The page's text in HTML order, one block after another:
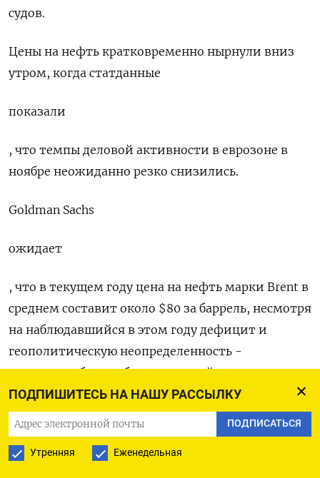
ПОДПИШИТЕСЬ НА НАШУ РАССЫЛКУ
ПОДПИСАТЬСЯ
Утренняя Еженедельная
судов.
Цены на нефть кратковременно нырнули вниз
утром, когда статданные
показали
, что темпы деловой активности в еврозоне в
ноябре неожиданно резко снизились.
Goldman Sachs
ожидает
, что в текущем году цена на нефть марки Brent в
среднем составит около $80 за баррель, несмотря
на наблюдавшийся в этом году дефицит и
геополитическую неопределенность -
аналитики банка объясняют свой прогноз тем,
что в 2025-м ожидается избыток в 0,4 миллиона
баррелей в сутки.
Оригинал сообщения на английском языке